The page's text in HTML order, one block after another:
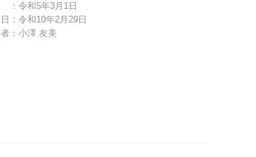
令和5年3月1日
：令和10年2月29日
：小澤 友美